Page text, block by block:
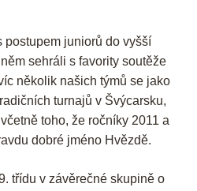
postupem juniorů do vyšší
sehráli s favority soutěže
několik našich týmů se jako
turnajů v Švýcarsku,
toho, že ročníky 2011 a
dobré jméno Hvězdě.
třídu v závěrečné skupině o